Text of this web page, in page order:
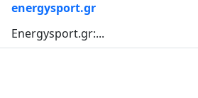
energysport.gr
Energysport.gr:...